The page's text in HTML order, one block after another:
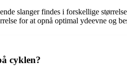
slanger findes i forskellige
for at opnå optimal ydeevne og
cyklen?